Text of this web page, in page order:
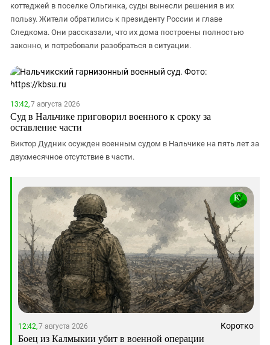
коттеджей в поселке Ольгинка, суды вынесли решения в их
пользу. Жители обратились к президенту России и главе
Следкома. Они рассказали, что их дома построены полностью
законно, и потребовали разобраться в ситуации.
13:42,7 августа 2026
Суд в Нальчике приговорил военного к сроку за
оставление части
Виктор Дудник осужден военным судом в Нальчике на пять лет за
двухмесячное отсутствие в части.
12:42,7 августа 2026 Коротко
Боец из Калмыкии убит в военной операции